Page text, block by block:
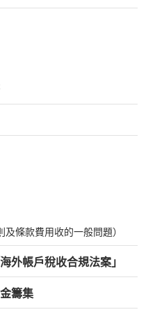
及條款費用收的一般問題）
外帳戶稅收合規法案」
籌集